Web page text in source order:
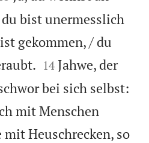
bist unermesslich
gekommen, / du


14 Jahwe, der
bei sich selbst:
mit Menschen
Heuschrecken, so